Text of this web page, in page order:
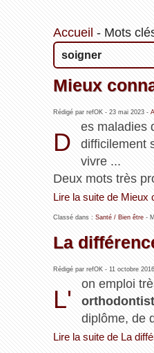
Accueil - Mots
soigner
Mieux
Rédigé par refOK - 23 mai 2023-
D
es maladies
difficilement
vivre ...
Deux mots très
Lire la suite de
Classé dans : Santé / Bien être-
La
Rédigé par refOK - 11 octobre 2016
L'
on emploi
diplôme, de
Lire la suite de La